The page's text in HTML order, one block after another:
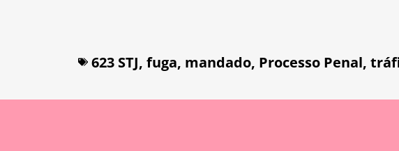
623 STJ, fuga, mandado, Processo Penal,